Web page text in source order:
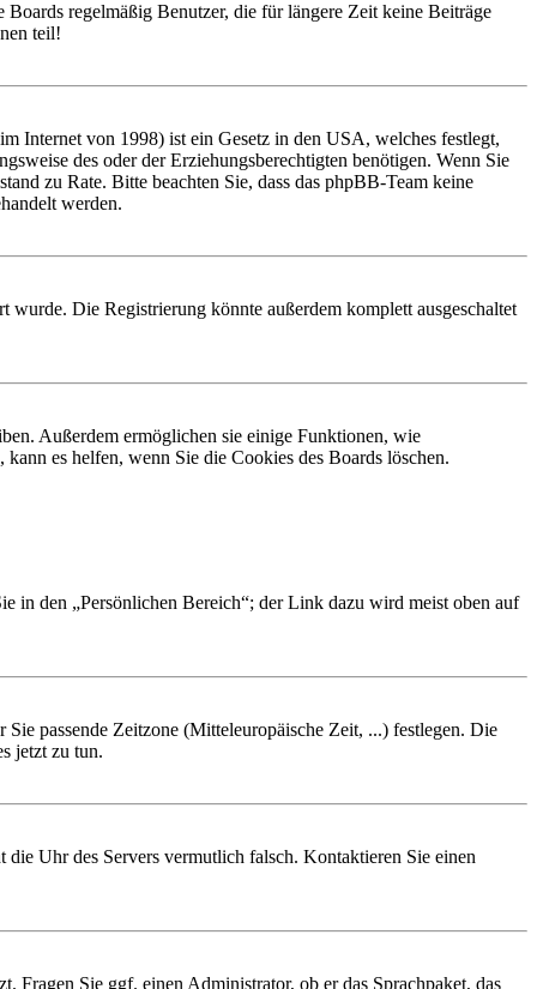
regelmäßig Benutzer, die für längere Zeit keine Beiträge
teil!
Internet von 1998) ist ein Gesetz in den USA, welches festlegt,
des oder der Erziehungsberechtigten benötigen. Wenn Sie
zu Rate. Bitte beachten Sie, dass das phpBB-Team keine
werden.
Die Registrierung könnte außerdem komplett ausgeschaltet
Außerdem ermöglichen sie einige Funktionen, wie
es helfen, wenn Sie die Cookies des Boards löschen.
in den „Persönlichen Bereich“; der Link dazu wird meist oben auf
passende Zeitzone (Mitteleuropäische Zeit, ...) festlegen. Die
jetzt zu tun.
Uhr des Servers vermutlich falsch. Kontaktieren Sie einen
Fragen Sie ggf. einen Administrator, ob er das Sprachpaket, das